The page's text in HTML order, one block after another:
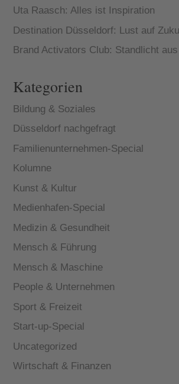
Uta Raasch: Alles ist Inspiration
Destination Düsseldorf: Lust auf
Brand Activators Club: Standlicht
Kategorien
Bildung & Soziales
Düsseldorf nachgefragt
Familienunternehmen-Special
Kolumne
Kunst & Kultur
Medienhafen-Special
Medizin & Gesundheit
Mensch & Führung
Mensch & Maschine
People & Unternehmen
Sport & Freizeit
Start-up-Special
Uncategorized
Wirtschaft & Finanzen